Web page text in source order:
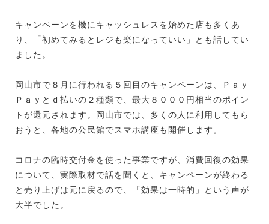
キャンペーンを機にキャッシュレスを始めた店も多くあ
り、「初めてみるとレジも楽になっていい」とも話してい
ました。
岡山市で８月に行われる５回目のキャンペーンは、Ｐａｙ
Ｐａｙとｄ払いの２種類で、最大８０００円相当のポイン
トが還元されます。岡山市では、多くの人に利用してもら
おうと、各地の公民館でスマホ講座も開催します。
コロナの臨時交付金を使った事業ですが、消費回復の効果
について、実際取材で話を聞くと、キャンペーンが終わる
と売り上げは元に戻るので、「効果は一時的」という声が
大半でした。